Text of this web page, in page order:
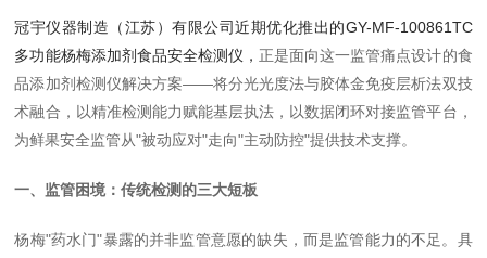
冠宇仪器制造（江苏）有限公司近期优化推出的GY-MF-100861TC
多功能杨梅添加剂食品安全检测仪， 正是面向这一监管痛点设计的食
品添加剂检测仪解决方案——将分光光度法与胶体金免疫层析法双技
术融合，以精准检测能力赋能基层执法，以数据闭环对接监管平台，
为鲜果安全监管从"被动应对"走向"主动防控"提供技术支撑。
一、监管困境：传统检测的三大短板
杨梅"药水门"暴露的并非监管意愿的缺失，而是监管能力的不足。具